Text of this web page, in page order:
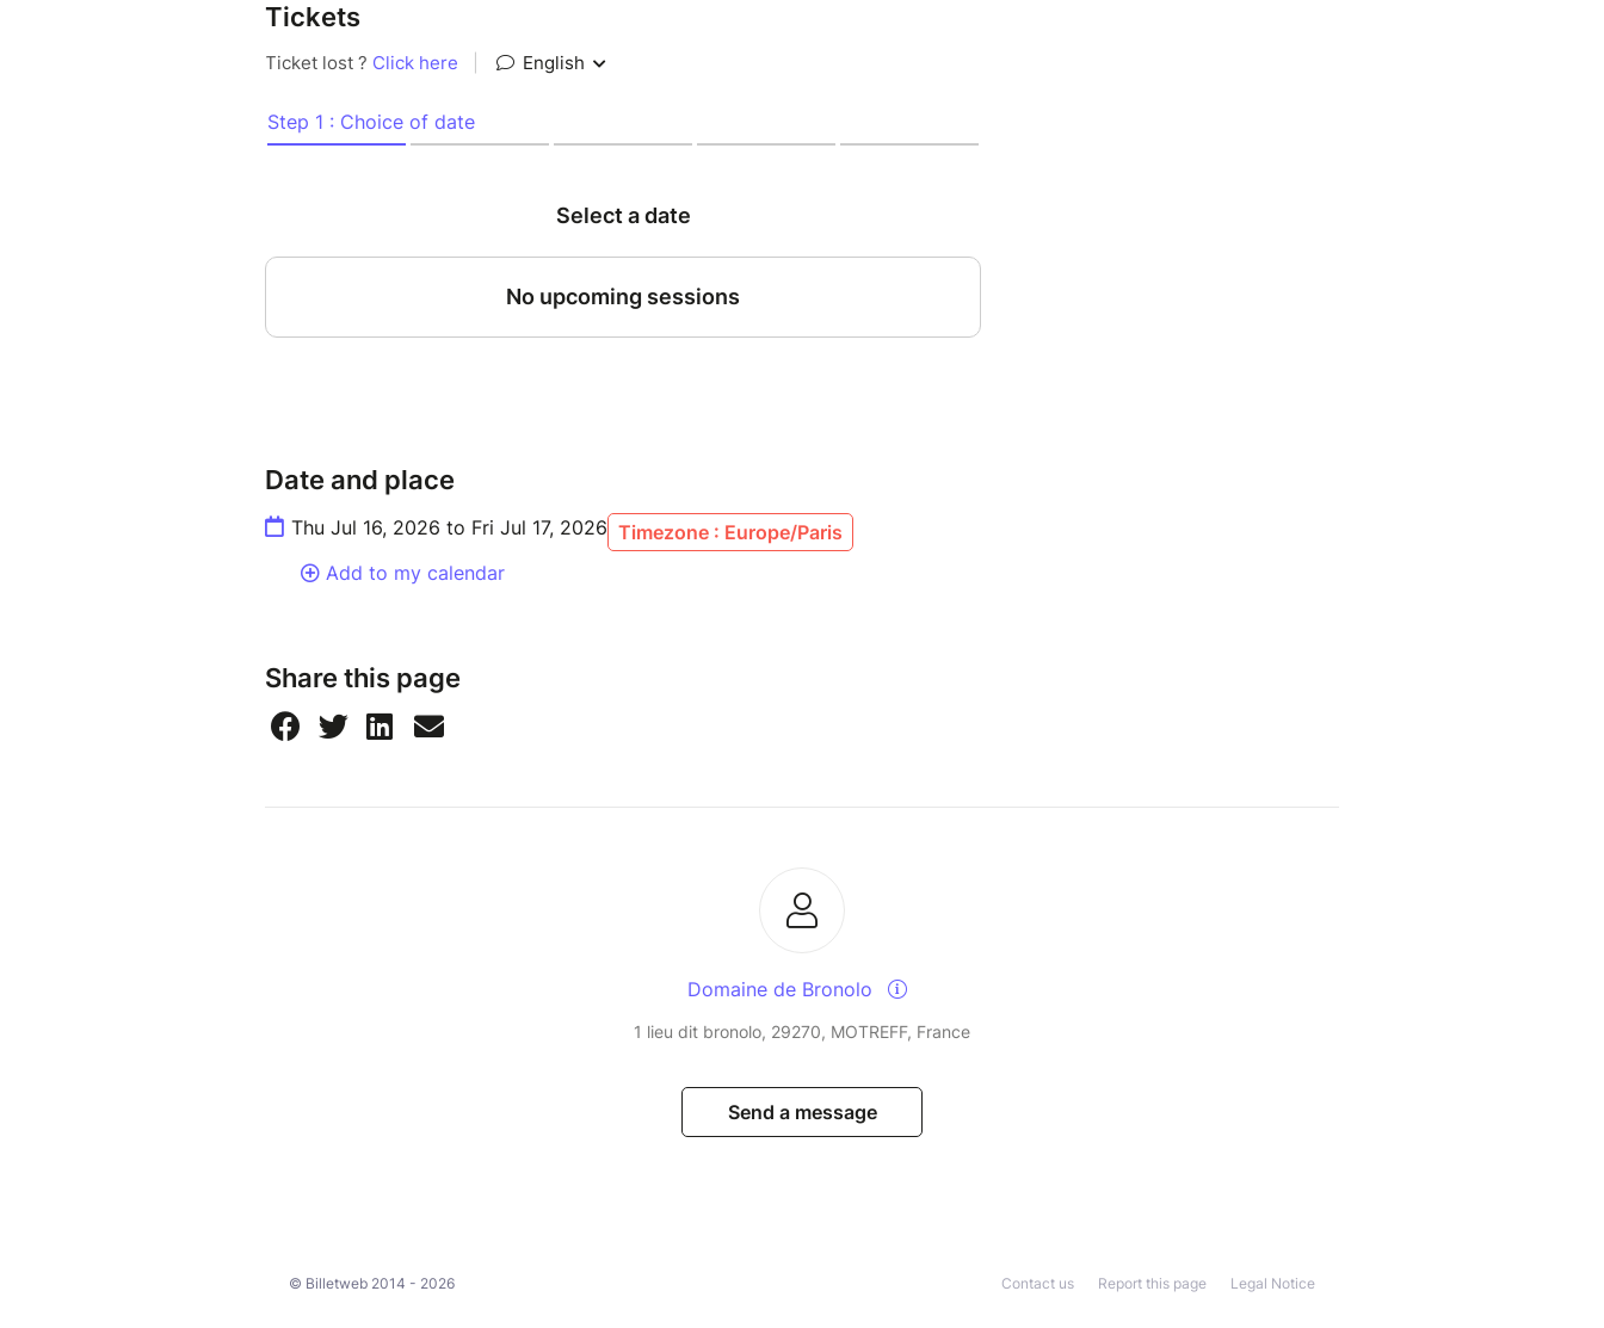
Tickets
Date and place
Thu Jul 16, 2026 to Fri Jul 17, 2026 Timezone : Europe/Paris
Add to my calendar
Share this page
Domaine de Bronolo
1 lieu dit bronolo, 29270, MOTREFF, France
Send a message
© Billetweb 2014 - 2026 Legal Notice
Report this page
Contact us